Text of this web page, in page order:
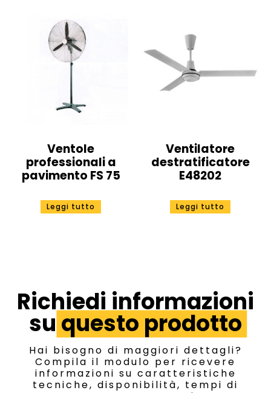
Ventole
professionali a
pavimento FS 75
Leggi tutto
Ventilatore
destratificatore
E48202
Leggi tutto
Richiedi informazioni
su questo prodotto
Hai bisogno di maggiori dettagli?
Compila il modulo per ricevere
informazioni su caratteristiche
tecniche, disponibilità, tempi di